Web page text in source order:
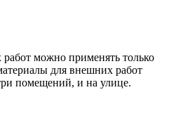
можно применять только
для внешних работ
помещений, и на улице.